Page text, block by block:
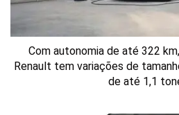
Com autonomia de até 322
Renault tem variações de
de até 1,1